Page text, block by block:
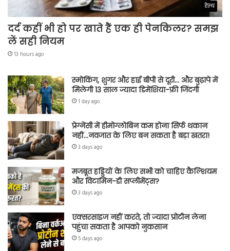
हेल्थ
दर्द कहीं भी हो पर खाते हैं एक ही पेनकिलर? समझ
लें सही नियम
13 hours ago
स्मोकिंग, शुगर और हाई बीपी से दूरी… और बुढ़ापे में
मिलेगी 13 साल ज्यादा डिमेंशिया-फ्री जिंदगी
1 day ago
प्रेग्नेंसी में हीमोग्लोबिन कम होना सिर्फ थकान
नहीं…नवजात के लिए बन सकता है बड़ा खतरा!
3 days ago
मजबूत हड्डियों के लिए सभी को चाहिए कैल्शियम
और विटामिन-डी सप्लीमेंट्स?
3 days ago
एक्सरसाइज नहीं करते, तो ज्यादा प्रोटीन लेना
पहुंचा सकता है आपको नुकसान
5 days ago